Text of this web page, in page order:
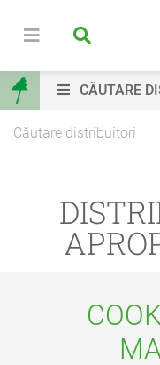
CĂUTARE
Căutare distribuitori